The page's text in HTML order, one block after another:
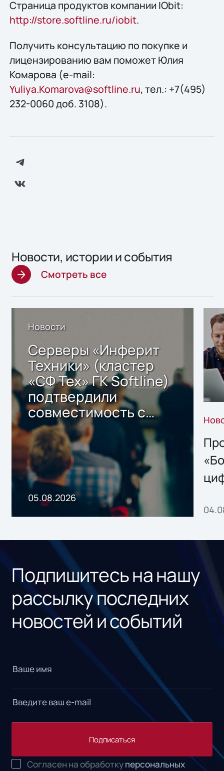
Страница продуктов компании IObit:
http://store.softline.ru/iobit.
Получить консультацию по покупке и
лицензированию вам поможет Юлия
Комарова (e-mail:
Yuliya.Komarova@softline.ru, тел.: +7(495)
232-0060 доб. 3108).
Новости, истории и события
Смотреть все
Новости
Серверы «Инферит
Техники» (кластер
«СФ Тех» ГК Softline)
подтвердили
совместимость с
решением Sharx
Storage 2.x для
хранения данных
05.08.2026
Подпишитесь на нашу
рассылку последних
новостей и событий
Подписаться
Согласен на обработкуперсональных